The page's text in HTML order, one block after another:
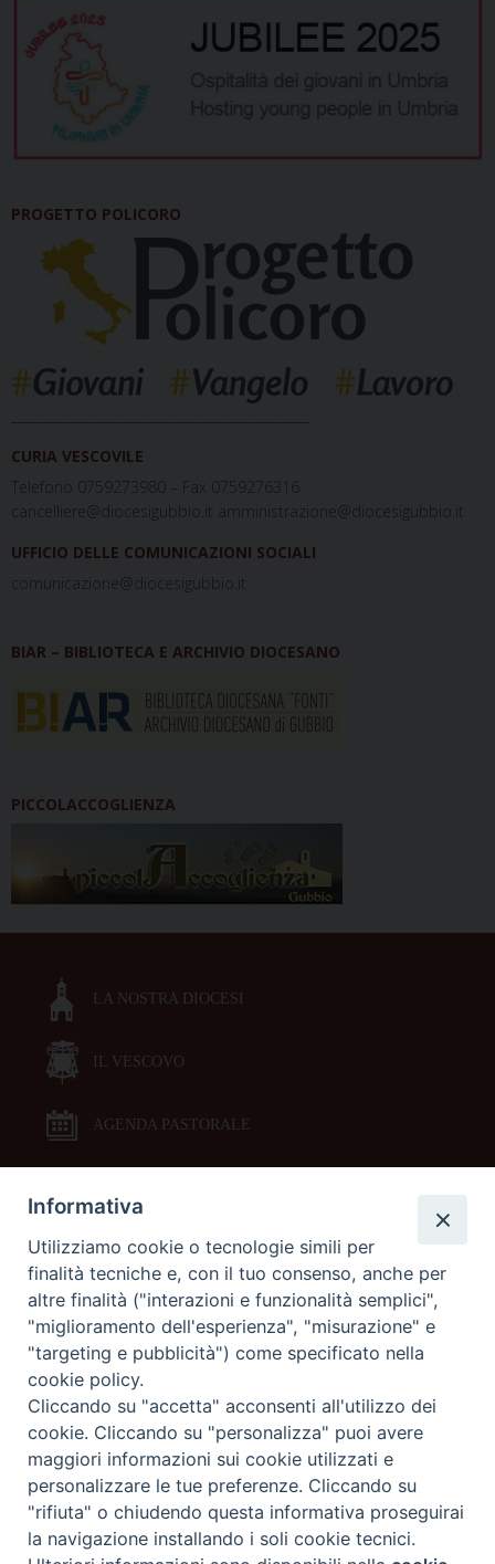
PROGETTO POLICORO
CURIA VESCOVILE
Telefono 0759273980 – Fax 0759276316
cancelliere@diocesigubbio.it amministrazione@diocesigubbio.it
UFFICIO DELLE COMUNICAZIONI SOCIALI
comunicazione@diocesigubbio.it
BIAR – BIBLIOTECA E ARCHIVIO DIOCESANO
PICCOLACCOGLIENZA
LA NOSTRA DIOCESI
IL VESCOVO
AGENDA PASTORALE
DOCUMENTI PASTORALI
ORARI MESSE
LITURGIA DELLE ORE
GALLERIE FOTOGRAFICHE
GALLERIE VIDEO
Informativa
Utilizziamo cookie o tecnologie simili per
finalità tecniche e, con il tuo consenso, anche per
altre finalità ("interazioni e funzionalità semplici",
"miglioramento dell'esperienza", "misurazione" e
"targeting e pubblicità") come specificato nella
cookie policy.
Cliccando su "accetta" acconsenti all'utilizzo dei
cookie. Cliccando su "personalizza" puoi avere
maggiori informazioni sui cookie utilizzati e
personalizzare le tue preferenze. Cliccando su
"rifiuta" o chiudendo questa informativa proseguirai
la navigazione installando i soli cookie tecnici.